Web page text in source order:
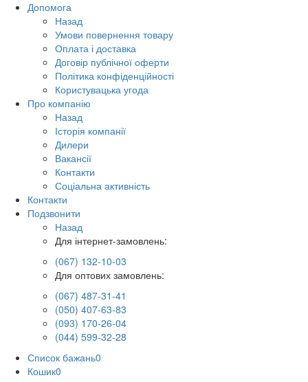
Допомога
Назад
Умови повернення товару
Оплата і доставка
Договір публічної оферти
Політика конфіденційності
Користувацька угода
Про компанію
Назад
Історія компанії
Дилери
Вакансії
Контакти
Соціальна активність
Контакти
Подзвонити
Назад
Для інтернет-замовлень:
(067) 132-10-03
Для оптових замовлень:
(067) 487-31-41
(050) 407-63-83
(093) 170-26-04
(044) 599-32-28
Список бажань0
Кошик0